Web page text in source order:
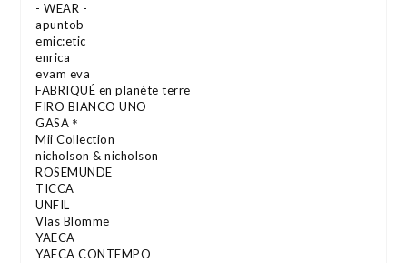
- WEAR -
apuntob
emic:etic
enrica
evam eva
FABRIQUÉ en planète terre
FIRO BIANCO UNO
GASA＊
Mii Collection
nicholson & nicholson
ROSEMUNDE
TICCA
UNFIL
Vlas Blomme
YAECA
YAECA CONTEMPO